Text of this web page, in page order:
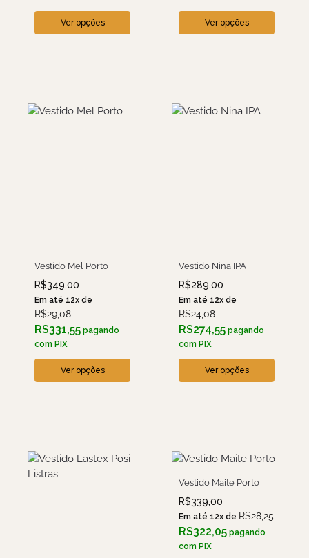
Ver opções Ver opções
Vestido Mel Porto
R$349,00
Em até 12x de
R$29,08
R$331,55 pagando
com PIX
Ver opções
Vestido Nina IPA
R$289,00
Em até 12x de
R$24,08
R$274,55 pagando
com PIX
Ver opções
Vestido Maite Porto
R$339,00
Em até 12x de R$28,25
R$322,05 pagando
com PIX